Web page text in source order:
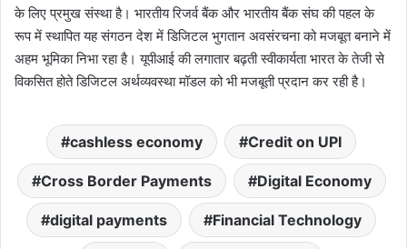
के लिए प्रमुख संस्था है। भारतीय रिजर्व बैंक और भारतीय बैंक संघ की पहल के
रूप में स्थापित यह संगठन देश में डिजिटल भुगतान अवसंरचना को मजबूत बनाने में
अहम भूमिका निभा रहा है। यूपीआई की लगातार बढ़ती स्वीकार्यता भारत के तेजी से
विकसित होते डिजिटल अर्थव्यवस्था मॉडल को भी मजबूती प्रदान कर रही है।
cashless economy Credit on UPI
Cross Border Payments Digital Economy
digital payments Financial Technology